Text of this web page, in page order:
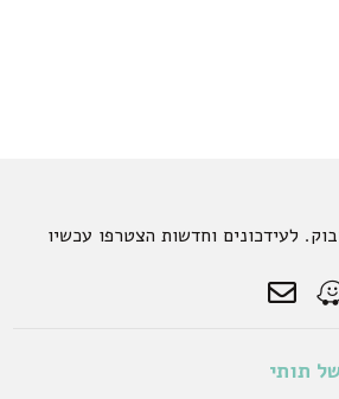
לעידכונים וחדשות הצטרפו עכשיו
תותי